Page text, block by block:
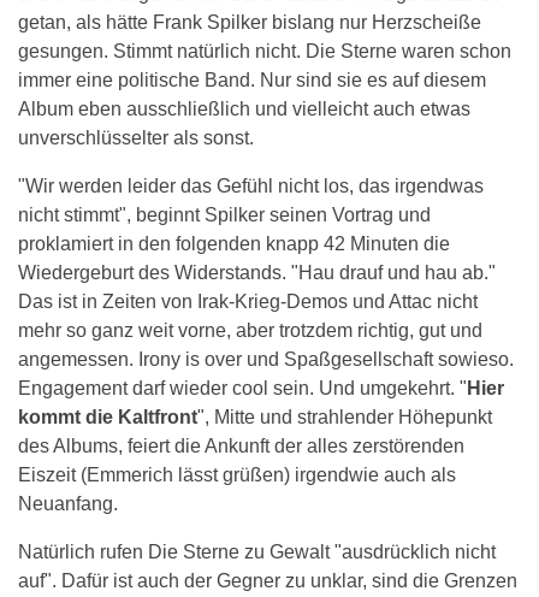
getan, als hätte Frank Spilker bislang nur Herzscheiße
gesungen. Stimmt natürlich nicht. Die Sterne waren schon
immer eine politische Band. Nur sind sie es auf diesem
Album eben ausschließlich und vielleicht auch etwas
unverschlüsselter als sonst.
"Wir werden leider das Gefühl nicht los, das irgendwas
nicht stimmt", beginnt Spilker seinen Vortrag und
proklamiert in den folgenden knapp 42 Minuten die
Wiedergeburt des Widerstands. "Hau drauf und hau ab."
Das ist in Zeiten von Irak-Krieg-Demos und Attac nicht
mehr so ganz weit vorne, aber trotzdem richtig, gut und
angemessen. Irony is over und Spaßgesellschaft sowieso.
Engagement darf wieder cool sein. Und umgekehrt. " Hier
kommt die Kaltfront", Mitte und strahlender Höhepunkt
des Albums, feiert die Ankunft der alles zerstörenden
Eiszeit (Emmerich lässt grüßen) irgendwie auch als
Neuanfang.
Natürlich rufen Die Sterne zu Gewalt "ausdrücklich nicht
auf". Dafür ist auch der Gegner zu unklar, sind die Grenzen